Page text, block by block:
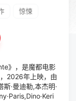
惊悚
》，是魔都电影
2026年上映，由
·曼迪勒,本杰明·